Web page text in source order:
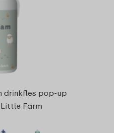
drinkfles pop-up
Farm